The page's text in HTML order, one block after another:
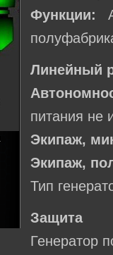
Функции:
Линейный
питания не
Экипаж,
Экипаж,
Тип
Защита
Генератор